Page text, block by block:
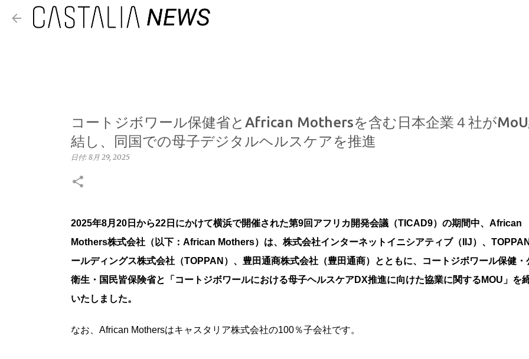
コートジボワール保健省とAfrican Mothersを含む日本企業４社が
結し、同国での母子デジタルヘルスケアを推進
日付: 8月 29, 2025
2025年8月20日から22日にかけて横浜で開催された第9回アフリカ開発会議（TICAD9）の期間中、African
Mothers株式会社（以下：African Mothers）は、株式会社インターネットイニシアティブ（IIJ）、
ールディングス株式会社（TOPPAN）、豊田通商株式会社（豊田通商）とともに、コートジボワール保健・
衛生・国民皆保険省と「コートジボワールにおける母子ヘルスケアDX推進に向けた協業に関するMOU」を
いたしました。
なお、African Mothersはキャスタリア株式会社の100％子会社です。